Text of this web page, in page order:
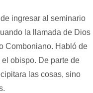
ingresar al seminario
la llamada de Dios
Comboniano. Habló de
obispo. De parte de
las cosas, sino